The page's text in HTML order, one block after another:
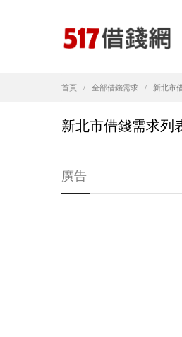
首頁 全部借錢需求 新北市
新北市借錢需求列
廣告